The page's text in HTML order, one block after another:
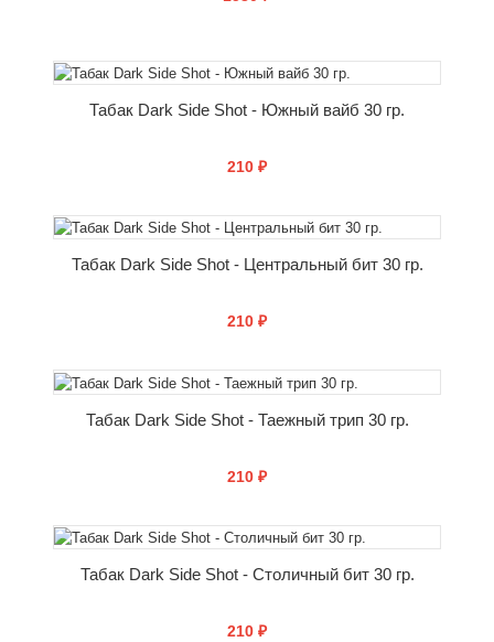
КУПИТЬ
Табак Dark Side Shot - Южный вайб 30 гр.
210 ₽
КУПИТЬ
Табак Dark Side Shot - Центральный бит 30 гр.
210 ₽
КУПИТЬ
Табак Dark Side Shot - Таежный трип 30 гр.
210 ₽
КУПИТЬ
Табак Dark Side Shot - Столичный бит 30 гр.
210 ₽